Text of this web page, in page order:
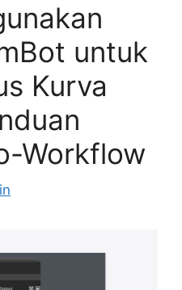
untuk
Kurva
Workflow